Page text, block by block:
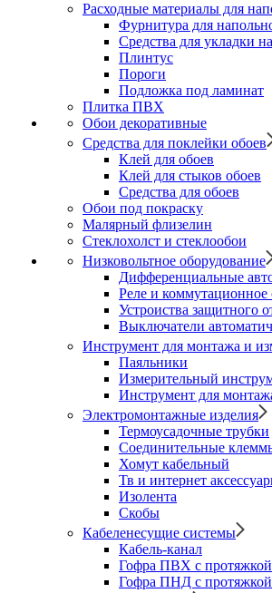
Расходные материалы для
Фурнитура для
Средства для укладки
Плинтус
Пороги
Подложка под ламинат
Плитка ПВХ
Обои декоративные
Средства для поклейки обоев
Клей для обоев
Клей для стыков обоев
Средства для обоев
Обои под покраску
Малярный флизелин
Стеклохолст и стеклообои
Низковольтное оборудование
Дифференциальные
Реле и коммутационное
Устроиства защитного
Выключатели
Инструмент для монтажа и
Паяльники
Измерительный
Инструмент для
Электромонтажные изделия
Термоусадочные трубки
Соединительные
Хомут кабельный
Тв и интернет
Изолента
Скобы
Кабеленесущие системы
Кабель-канал
Гофра ПВХ с протяжкой
Гофра ПНД с протяжкой